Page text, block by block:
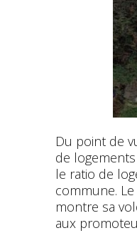
Du point de
de
le ratio de
commune.
montre sa
aux